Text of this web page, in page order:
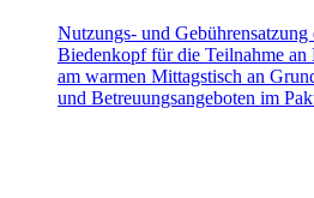
Nutzungs- und
Biedenkopf für die Teilnahme an
am warmen Mittagstisch an
und Betreuungsangeboten im